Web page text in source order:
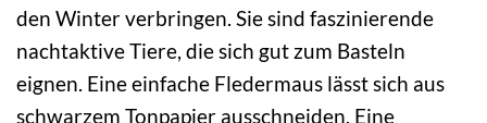
den Winter verbringen. Sie sind faszinierende
nachtaktive Tiere, die sich gut zum Basteln
eignen. Eine einfache Fledermaus lässt sich aus
schwarzem Tonpapier ausschneiden. Eine